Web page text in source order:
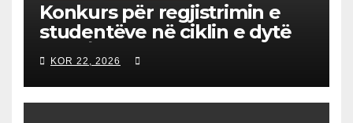
Konkurs për regjistrimin e
studentëve në ciklin e dytë
2026/2027 – Конкурс за
запишување на студенти
на втор циклус студии за
2026/2027
KOR 22, 2026